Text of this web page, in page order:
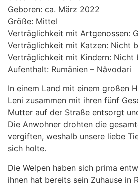
Geboren: ca. März 2022
Größe: Mittel
Verträglichkeit mit Artgenossen:
Verträglichkeit mit Katzen: Nicht
Verträglichkeit mit Kindern: Nicht
Aufenthalt: Rumänien – Năvodari
In einem Land mit einem großen
Leni zusammen mit ihren fünf
Mutter auf der Straße entsorgt
Die Anwohner drohten die
vergiften, weshalb unsere liebe
sich holte.
Die Welpen haben sich prima
ihnen hat bereits sein Zuhause in